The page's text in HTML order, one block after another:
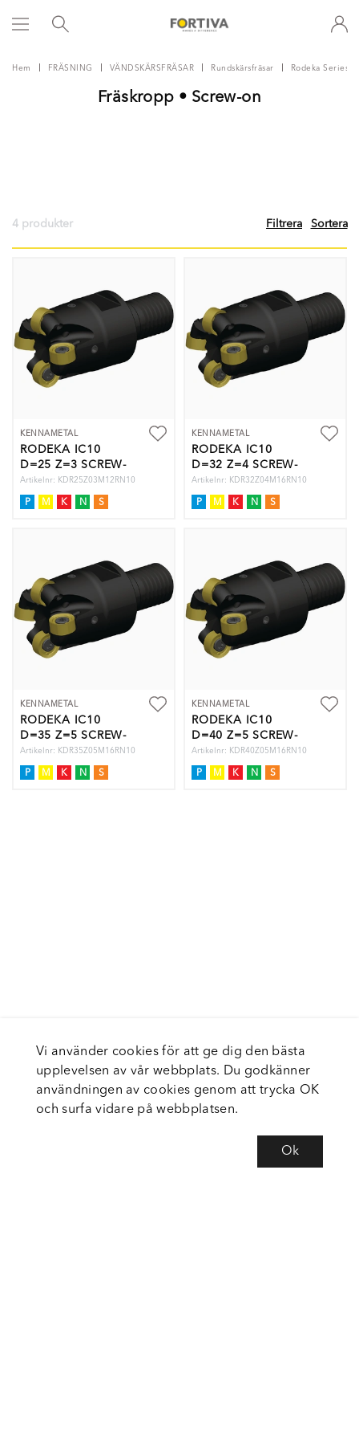
Hem FRÄSNING VÄNDSKÄRSFRÄSAR Rundskärsfräsar Rodeka Series
Fräskropp • Screw-on
4 produkter Filtrera Sortera
KENNAMETAL
RODEKA IC10
D=25 Z=3 SCREW-
ON
Artikelnr: KDR25Z03M12RN10
P M K N S
KENNAMETAL
RODEKA IC10
D=32 Z=4 SCREW-
ON
Artikelnr: KDR32Z04M16RN10
P M K N S
KENNAMETAL
RODEKA IC10
D=35 Z=5 SCREW-
ON
Artikelnr: KDR35Z05M16RN10
P M K N S
KENNAMETAL
RODEKA IC10
D=40 Z=5 SCREW-
ON
Artikelnr: KDR40Z05M16RN10
P M K N S
Vi använder cookies för att ge dig den bästa
upplevelsen av vår webbplats. Du godkänner
användningen av cookies genom att trycka OK
och surfa vidare på webbplatsen.
Ok